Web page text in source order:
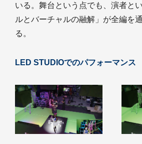
いる。舞台という点でも、演者と
ルとバーチャルの融解」が全編を
る。
LED STUDIOでのパフォーマンス